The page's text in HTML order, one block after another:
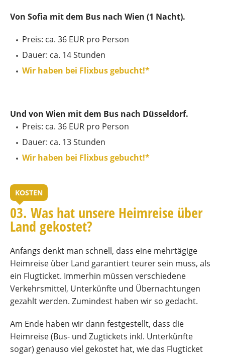
Von Sofia mit dem Bus nach Wien (1 Nacht).
Preis: ca. 36 EUR pro Person
Dauer: ca. 14 Stunden
Wir haben bei Flixbus gebucht!*
Und von Wien mit dem Bus nach Düsseldorf.
Preis: ca. 36 EUR pro Person
Dauer: ca. 13 Stunden
Wir haben bei Flixbus gebucht!*
KOSTEN
03. Was hat unsere Heimreise über
Land gekostet?
Anfangs denkt man schnell, dass eine mehrtägige
Heimreise über Land garantiert teurer sein muss, als
ein Flugticket. Immerhin müssen verschiedene
Verkehrsmittel, Unterkünfte und Übernachtungen
gezahlt werden. Zumindest haben wir so gedacht.
Am Ende haben wir dann festgestellt, dass die
Heimreise (Bus- und Zugtickets inkl. Unterkünfte
sogar) genauso viel gekostet hat, wie das Flugticket